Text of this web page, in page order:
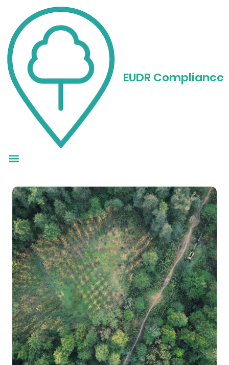
EUDR Compliance
EUDR FAQ:
Praktyczny
przewodnik po
rozporządzeniu UE w
sprawie wylesiania